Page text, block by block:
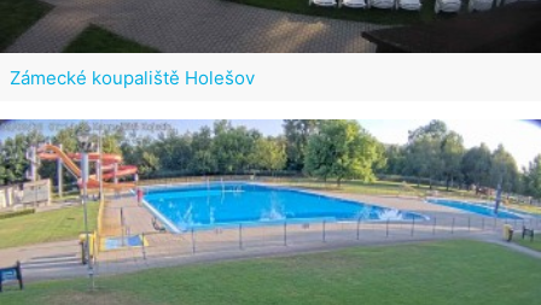
Zámecké koupaliště Holešov